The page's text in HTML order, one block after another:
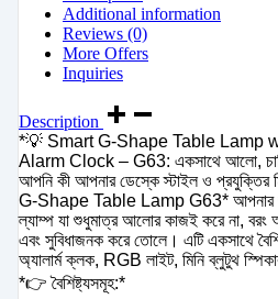
Additional information
Reviews (0)
More Offers
Inquiries
Description
*💡 Smart G-Shape Table Lamp
Alarm Clock – G63: একসাথে আলো,
আপনি কী আপনার ডেস্কে স্টাইল ও
G-Shape Table Lamp G63* আপনার
ল্যাম্প যা শুধুমাত্র আলোর কাজই করে না, বরং
এবং সুবিধাজনক করে তোলে। এটি একসাথে
অ্যালার্ম ক্লক, RGB লাইট, মিনি ব্লুটুথ
*👉 বৈশিষ্ট্যসমূহ:*